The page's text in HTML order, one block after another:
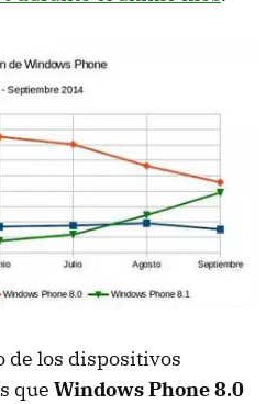
de los dispositivos
que Windows Phone 8.0